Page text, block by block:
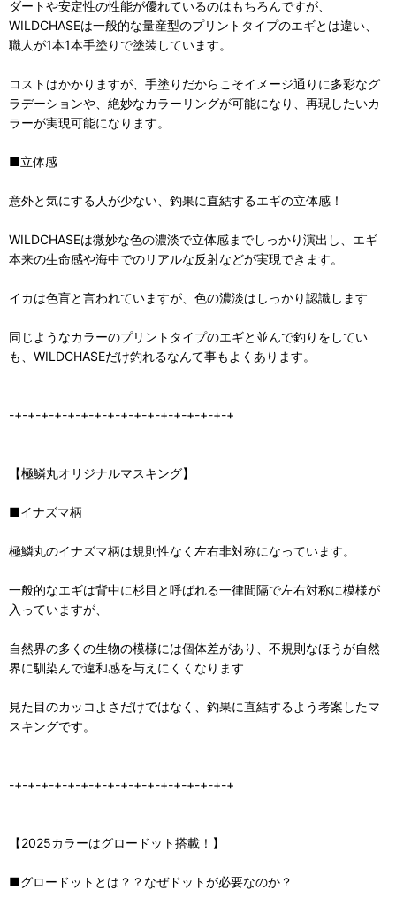
ダートや安定性の性能が優れているのはもちろんですが、
WILDCHASEは一般的な量産型のプリントタイプのエギとは違い、
職人が1本1本手塗りで塗装しています。
コストはかかりますが、手塗りだからこそイメージ通りに多彩なグ
ラデーションや、絶妙なカラーリングが可能になり、再現したいカ
ラーが実現可能になります。
■立体感
意外と気にする人が少ない、釣果に直結するエギの立体感！
WILDCHASEは微妙な色の濃淡で立体感までしっかり演出し、エギ
本来の生命感や海中でのリアルな反射などが実現できます。
イカは色盲と言われていますが、色の濃淡はしっかり認識します
同じようなカラーのプリントタイプのエギと並んで釣りをしてい
も、WILDCHASEだけ釣れるなんて事もよくあります。
-+-+-+-+-+-+-+-+-+-+-+-+-+-+-+-+-+
【極鱗丸オリジナルマスキング】
■イナズマ柄
極鱗丸のイナズマ柄は規則性なく左右非対称になっています。
一般的なエギは背中に杉目と呼ばれる一律間隔で左右対称に模様が
入っていますが、
自然界の多くの生物の模様には個体差があり、不規則なほうが自然
界に馴染んで違和感を与えにくくなります
見た目のカッコよさだけではなく、釣果に直結するよう考案したマ
スキングです。
-+-+-+-+-+-+-+-+-+-+-+-+-+-+-+-+-+
【2025カラーはグロードット搭載！】
■グロードットとは？？なぜドットが必要なのか？